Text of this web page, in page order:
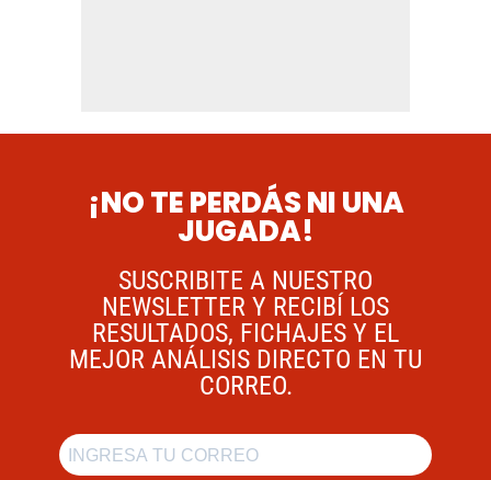
¡NO TE PERDÁS NI UNA
JUGADA!
SUSCRIBITE A NUESTRO
NEWSLETTER Y RECIBÍ LOS
RESULTADOS, FICHAJES Y EL
MEJOR ANÁLISIS DIRECTO EN TU
CORREO.